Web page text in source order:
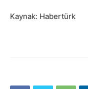
Kaynak: Habertürk